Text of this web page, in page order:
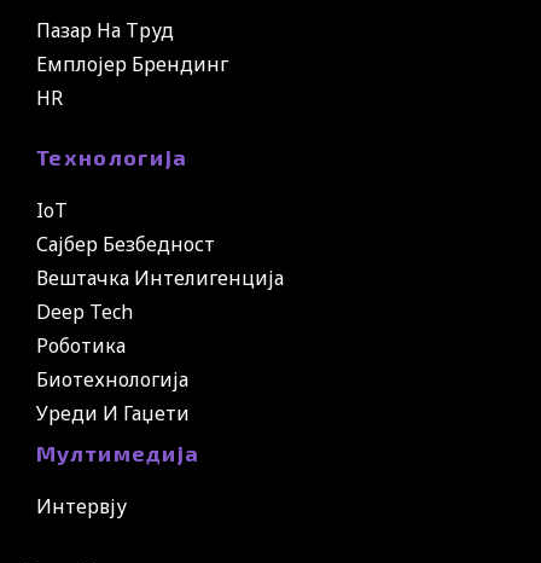
Пазар На Труд
Емплојер Брендинг
HR
Технологија
IoT
Сајбер Безбедност
Вештачка Интелигенција
Deep Tech
Роботика
Биотехнологија
Уреди И Гаџети
Мултимедија
Интервју